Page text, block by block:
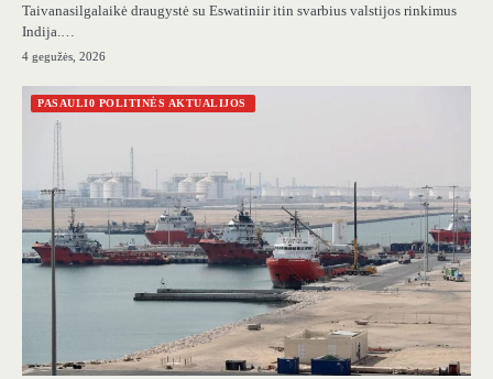
Taivanasilgalaikė draugystė su Eswatiniir itin svarbius valstijos rinkimus
Indija.…
4 gegužės, 2026
PASAULI0 POLITINĖS AKTUALIJOS